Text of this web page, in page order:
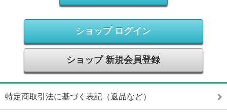
ショップ ログイン
ショップ 新規会員登録
特定商取引法に基づく表記（返品など）